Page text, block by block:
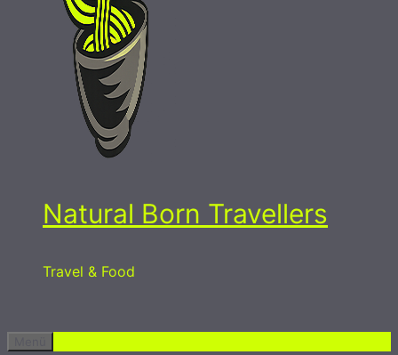
Natural Born Travellers
Travel & Food